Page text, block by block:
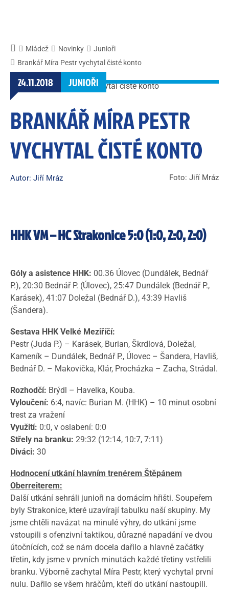
Mládež Novinky
Junioři
Brankář Míra Pestr vychytal čisté konto
24.11.2018 JUNIOŘI
BRANKÁŘ MÍRA PESTR
VYCHYTAL ČISTÉ KONTO
Autor: Jiří Mráz Foto: Jiří Mráz
HHK VM – HC Strakonice 5:0 (1:0, 2:0, 2:0)
Góly a asistence HHK: 00.36 Úlovec (Dundálek, Bednář
P.), 20:30 Bednář P. (Úlovec), 25:47 Dundálek (Bednář P.,
Karásek), 41:07 Doležal (Bednář D.), 43:39 Havliš
(Šandera).
Sestava HHK Velké Meziříčí:
Pestr (Juda P.) – Karásek, Burian, Škrdlová, Doležal,
Kameník – Dundálek, Bednář P., Úlovec – Šandera, Havliš,
Bednář D. – Makovička, Klár, Procházka – Zacha, Strádal.
Rozhodčí: Brýdl – Havelka, Kouba.
Vyloučení: 6:4, navíc: Burian M. (HHK) – 10 minut osobní
trest za vražení
Využití: 0:0, v oslabení: 0:0
Střely na branku: 29:32 (12:14, 10:7, 7:11)
Diváci: 30
Hodnocení utkání hlavním trenérem Štěpánem
Oberreiterem:
Další utkání sehráli junioři na domácím hřišti. Soupeřem
byly Strakonice, které uzavírají tabulku naší skupiny. My
jsme chtěli navázat na minulé výhry, do utkání jsme
vstoupili s ofenzivní taktikou, důrazné napadání ve dvou
útočnících, což se nám docela dařilo a hlavně začátky
třetin, kdy jsme v prvních minutách každé třetiny vstřelili
branku. Výborně zachytal Míra Pestr, který vychytal první
nulu. Dařilo se všem hráčům, kteří do utkání nastoupili.